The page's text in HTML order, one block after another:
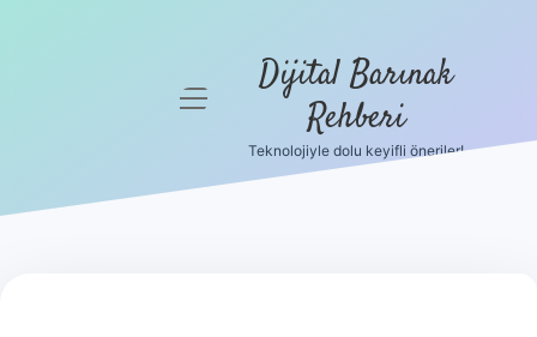
menüyü
Dijital Barınak
Rehberi
Teknolojiyle dolu keyifli öneriler!